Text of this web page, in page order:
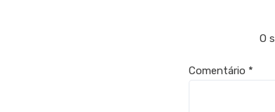
O
Comentário *